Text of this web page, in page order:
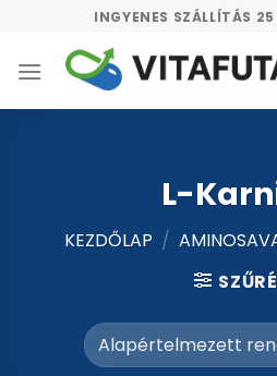
content
INGYENES SZÁLLÍTÁS
L-
KEZDŐLAP /